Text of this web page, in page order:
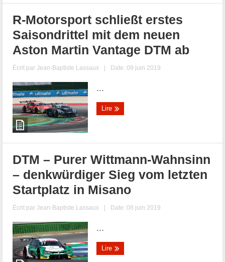
R-Motorsport schließt erstes
Saisondrittel mit dem neuen
Aston Martin Vantage DTM ab
Écrit parJean-Baptiste Lassaux | Date: 09 juin 2019
...
Lire
DTM – Purer Wittmann-Wahnsinn
– denkwürdiger Sieg vom letzten
Startplatz in Misano
Écrit parJean-Baptiste Lassaux | Date: 08 juin 2019
...
Lire